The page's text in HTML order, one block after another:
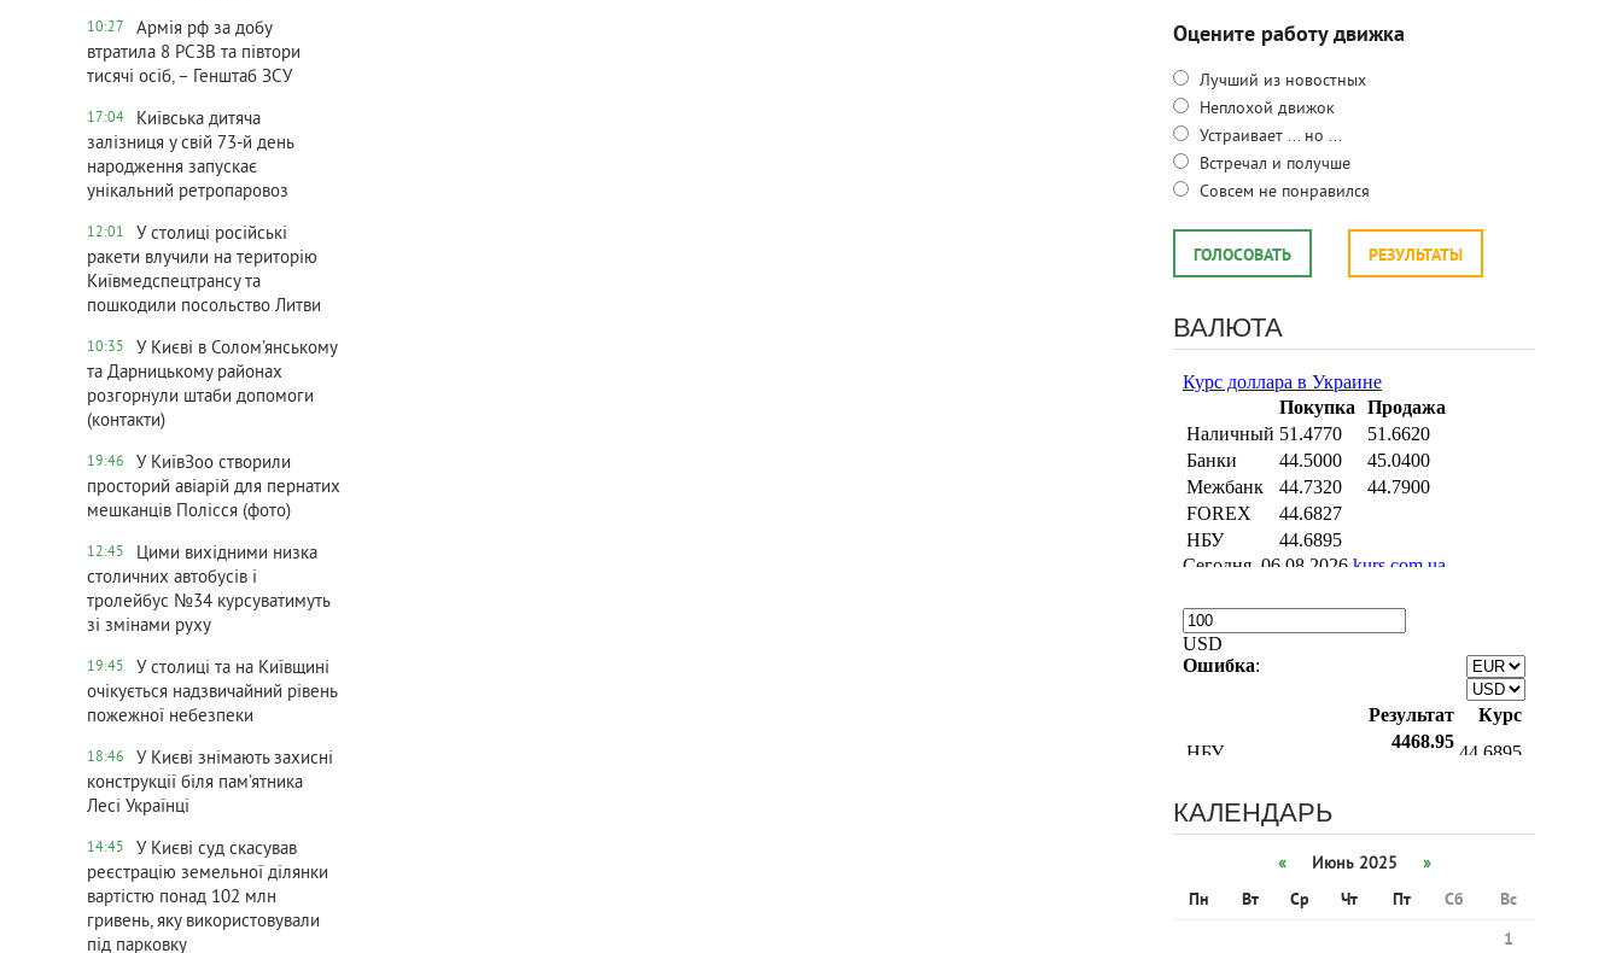
10:27
Армія рф за добу
втратила 8 РСЗВ та півтори
тисячі осіб, – Генштаб ЗСУ
17:04
Київська дитяча
залізниця у свій 73-й день
народження запускає
унікальний ретропаровоз
12:01
У столиці російські
ракети влучили на територію
Київмедспецтрансу та
пошкодили посольство Литви
10:35
У Києві в Солом’янському
та Дарницькому районах
розгорнули штаби допомоги
(контакти)
19:46
У КиївЗоо створили
просторий авіарій для пернатих
мешканців Полісся (фото)
12:45
Цими вихідними низка
столичних автобусів і
тролейбус №34 курсуватимуть
зі змінами руху
19:45
У столиці та на Київщині
очікується надзвичайний рівень
пожежної небезпеки
18:46
У Києві знімають захисні
конструкції біля пам’ятника
Лесі Українці
14:45
У Києві суд скасував
реєстрацію земельної ділянки
вартістю понад 102 млн
гривень, яку використовували
під парковку
Оцените работу движка
Лучший из новостных
Неплохой движок
Устраивает ... но ...
Встречал и получше
Совсем не понравился
ГОЛОСОВАТЬ РЕЗУЛЬТАТЫ
ВАЛЮТА
КАЛЕНДАРЬ
« Июнь 2025
»
Пн
Вт Ср Чт Пт Сб
Вс
1